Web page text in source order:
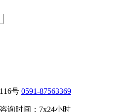
号 0591-87563369
询时间：7x24小时